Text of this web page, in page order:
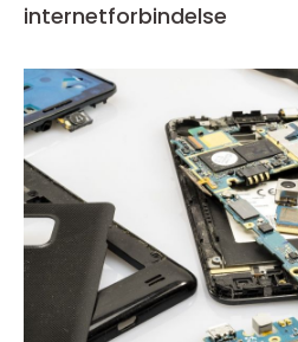
internetforbindelse